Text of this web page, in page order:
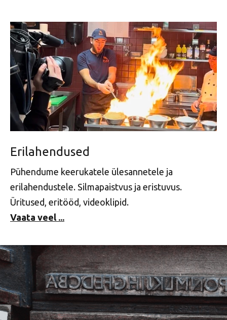
Erilahendused
Pühendume keerukatele ülesannetele ja
erilahendustele. Silmapaistvus ja eristuvus.
Üritused, eritööd, videoklipid.
Vaata veel ...